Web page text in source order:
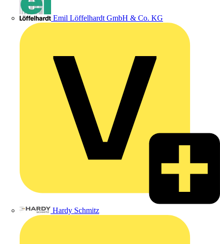
Emil Löffelhardt GmbH & Co. KG
Hardy Schmitz